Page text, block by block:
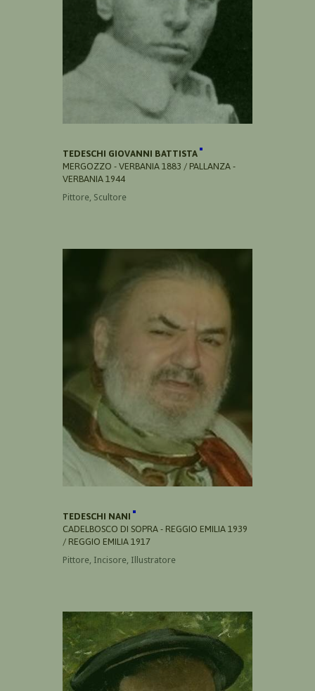
TEDESCHI GIOVANNI BATTISTA
MERGOZZO - VERBANIA 1883 / PALLANZA -
VERBANIA 1944
Pittore, Scultore
TEDESCHI NANI
CADELBOSCO DI SOPRA - REGGIO EMILIA 1939
/ REGGIO EMILIA 1917
Pittore, Incisore, Illustratore